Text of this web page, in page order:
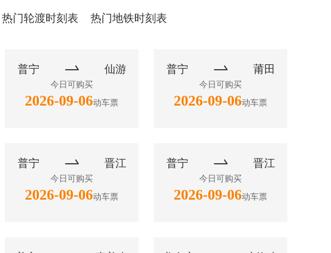
热门轮渡时刻表 热门地铁时刻表
普宁  仙游
今日可购买
2026-09-06动车票
普宁  莆田
今日可购买
2026-09-06动车票
普宁  晋江
今日可购买
2026-09-06动车票
普宁  晋江
今日可购买
2026-09-06动车票